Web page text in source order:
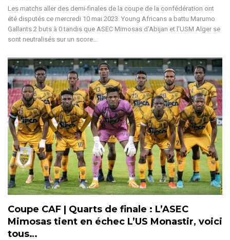
Les matchs aller des demi-finales de la coupe de la confédération ont
été disputés ce mercredi 10 mai 2023. Young Africans a battu Marumo
Gallants 2 buts à 0 tandis que ASEC Mimosas d'Abijan et l'USM Alger se
sont neutralisés sur un score…
Coupe CAF | Quarts de finale : L’ASEC
Mimosas tient en échec L’US Monastir, voici
tous…